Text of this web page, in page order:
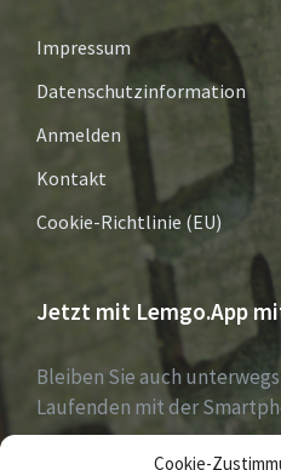
Cookie-
Impressum
Datenschutzinformation
Anmelden
Kontakt
Cookie-Richtlinie (EU)
Jetzt mit Lemgo.App
Bleiben Sie auch
Laufenden mit der